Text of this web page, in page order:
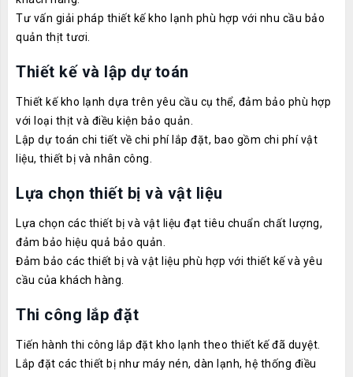
Tư vấn giải pháp thiết kế kho lạnh phù hợp với nhu cầu bảo
quản thịt tươi.
Thiết kế và lập dự toán
Thiết kế kho lạnh dựa trên yêu cầu cụ thể, đảm bảo phù hợp
với loại thịt và điều kiện bảo quản.
Lập dự toán chi tiết về chi phí lắp đặt, bao gồm chi phí vật
liệu, thiết bị và nhân công.
Lựa chọn thiết bị và vật liệu
Lựa chọn các thiết bị và vật liệu đạt tiêu chuẩn chất lượng,
đảm bảo hiệu quả bảo quản.
Đảm bảo các thiết bị và vật liệu phù hợp với thiết kế và yêu
cầu của khách hàng.
Thi công lắp đặt
Tiến hành thi công lắp đặt kho lạnh theo thiết kế đã duyệt.
Lắp đặt các thiết bị như máy nén, dàn lạnh, hệ thống điều